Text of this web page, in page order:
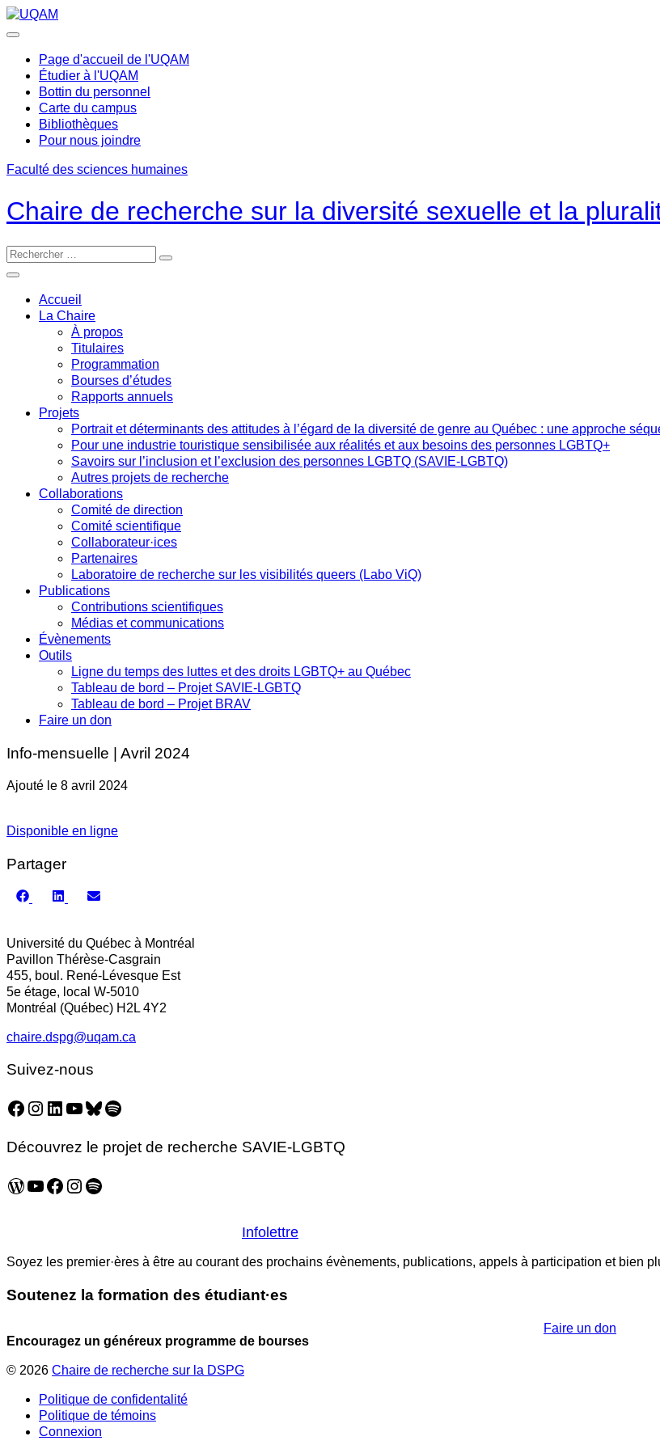
Passer
au
Page d'accueil de l'UQAM
Étudier à l'UQAM
Bottin du personnel
Carte du campus
Bibliothèques
Pour nous joindre
Faculté des sciences humaines
Chaire de recherche sur la diversité sexuelle et la
Accueil
La Chaire
À propos
Titulaires
Programmation
Bourses d’études
Rapports annuels
Projets
Portrait et déterminants des attitudes à l’égard de la diversité de genre au Québec : une approche
Pour une industrie touristique sensibilisée aux réalités et aux besoins des personnes LGBTQ+
Savoirs sur l’inclusion et l’exclusion des personnes LGBTQ (SAVIE-LGBTQ)
Autres projets de recherche
Collaborations
Comité de direction
Comité scientifique
Collaborateur·ices
Partenaires
Laboratoire de recherche sur les visibilités queers (Labo ViQ)
Publications
Contributions scientifiques
Médias et communications
Évènements
Outils
Ligne du temps des luttes et des droits LGBTQ+ au Québec
Tableau de bord – Projet SAVIE-LGBTQ
Tableau de bord – Projet BRAV
Faire un don
Info-mensuelle | Avril 2024
Ajouté le 8 avril 2024
Disponible en ligne
Partager
Share
ShareShare
Université du Québec à Montréal
Pavillon Thérèse-Casgrain
455, boul. René-Lévesque Est
5e étage, local W-5010
Montréal (Québec) H2L 4Y2
chaire.dspg@uqam.ca
Suivez-nous
Facebook
Instagram
LinkedIn
YouTube
Bluesky
Spotify
Découvrez le projet de recherche SAVIE-LGBTQ
WordPress
YouTube
Facebook
Instagram
Spotify
Infolettre
Soyez les premier·ères à être au courant des prochains évènements, publications, appels à participation et bien
Soutenez la formation des étudiant·es
Encouragez un généreux programme de bourses
Faire un don
© 2026 Chaire de recherche sur la DSPG
Politique de confidentalité
Politique de témoins
Connexion